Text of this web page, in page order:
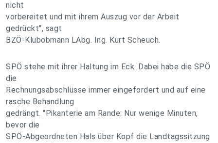
nicht
vorbereitet und mit ihrem Auszug vor der Arbeit
gedrückt", sagt
BZÖ-Klubobmann LAbg. Ing. Kurt Scheuch.
SPÖ stehe mit ihrer Haltung im Eck. Dabei habe die SPÖ
die
Rechnungsabschlüsse immer eingefordert und auf eine
rasche Behandlung
gedrängt. "Pikanterie am Rande: Nur wenige Minuten,
bevor die
SPÖ-Abgeordneten Hals über Kopf die Landtagssitzung